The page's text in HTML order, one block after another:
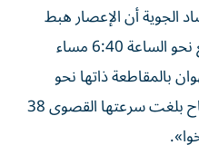
الجوية أن الإعصار هبط
للمرة الثانية في مدينة يويهتشينغ نحو الساعة 6:40 مساء
بالمقاطعة ذاتها نحو
الساعة 5:30 مساء، مصحوباً برياح بلغت سرعتها القصوى 38